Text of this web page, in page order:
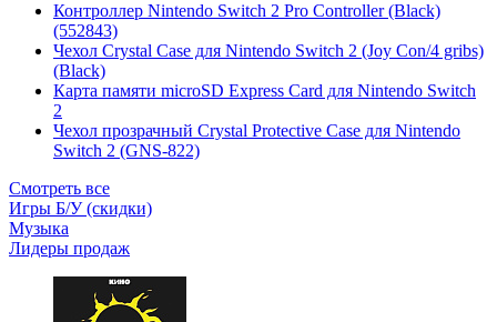
Контроллер Nintendo Switch 2 Pro Controller (Black)
(552843)
Чехол Сrystal Сase для Nintendo Switch 2 (Joy Con/4 gribs)
(Black)
Карта памяти microSD Express Card для Nintendo Switch
2
Чехол прозрачный Crystal Protective Case для Nintendo
Switch 2 (GNS-822)
Смотреть все
Игры Б/У (скидки)
Музыка
Лидеры продаж